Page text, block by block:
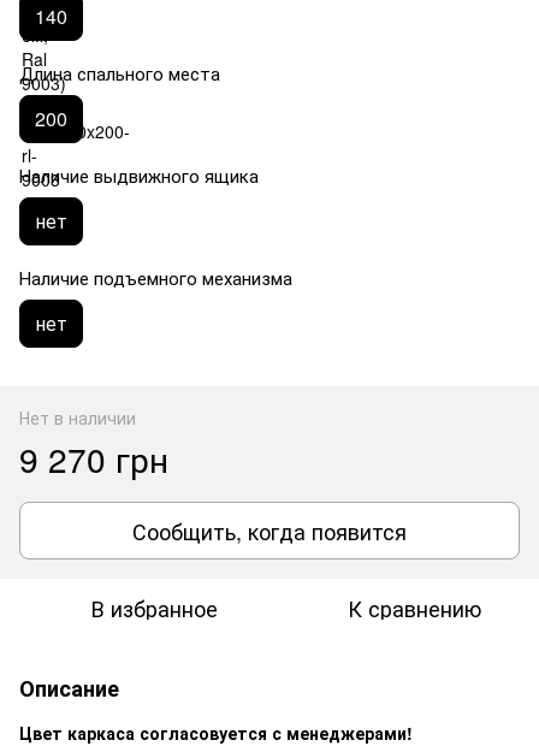
140
Длина спального места
200
Наличие выдвижного ящика
нет
Наличие подъемного механизма
нет
Нет в наличии
9 270 грн
Сообщить, когда появится
В избранное К сравнению
Описание
Цвет каркаса согласовуется с менеджерами!